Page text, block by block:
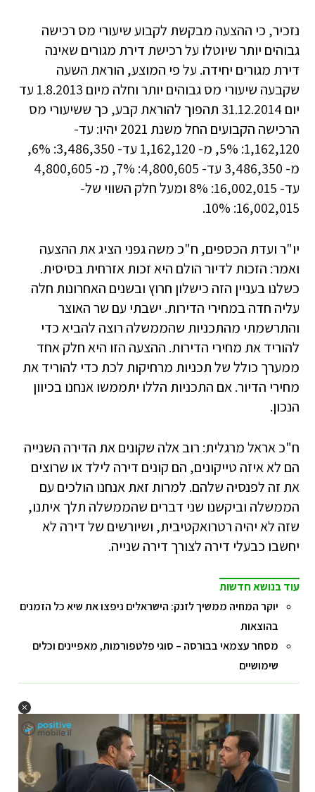
נזכיר, כי ההצעה מבקשת לקבוע שיעורי מס רכישה
גבוהים יותר שיוטלו על רכישת דירת מגורים שאינה
דירת מגורים יחידה. על פי המוצע, הוראת השעה
שקבעה שיעורי מס גבוהים יותר וחלה מיום 1.8.2013 עד
יום 31.12.2014 תהפוך להוראת קבע, כך ששיעורי מס
הרכישה הקבועים החל משנת 2021 יהיו: עד-
1,162,120: 5%, מ- 1,162,120 עד- 3,486,350: 6%,
מ- 3,486,350 עד- 4,800,605: 7%, מ- 4,800,605
עד- 16,002,015: 8% ומעל חלק השווי של-
16,002,015: 10%.
יו"ר ועדת הכספים, ח"כ משה גפני הציג את ההצעה
ואמר: הזכות לדיור הולם היא זכות אזרחית בסיסית.
כשלנו בעניין הזה כישלון חרוץ ובשנים האחרונות חלה
עליה חדה במחירי הדירות. ישבתי עם שר האוצר
והתרשמתי מהתכניות שהממשלה רוצה להביא כדי
להוריד את מחירי הדירות. ההצעה הזו היא חלק אחד
ממערך כולל של תכניות מרחיקות לכת כדי להוריד את
מחירי הדיור. אם התכניות הללו יתממשו אנחנו בכיוון
הנכון.
ח"כ אראל מרגלית: רוב אלה שקונים את הדירה השנייה
הם לא איזה טייקונים, הם קונים דירה לילד או שרוצים
את זה לפנסיה שלהם. למרות זאת אנחנו הולכים עם
הממשלה וביקשנו שני דברים שהממשלה תלך איתנו,
שזה לא יהיה רטרואקטיבית, ושיורשים של דירה לא
יחשבו כבעלי דירה לצורך דירה שנייה.
עוד בנושא חדשות
יוקר המחיה ממשיך לזנק: הישראלים ניפצו את שיא כל הזמנים
בהוצאות
מסחר עצמאי בבורסה – סוגי פלטפורמות, מאפיינים וכלים
שימושיים